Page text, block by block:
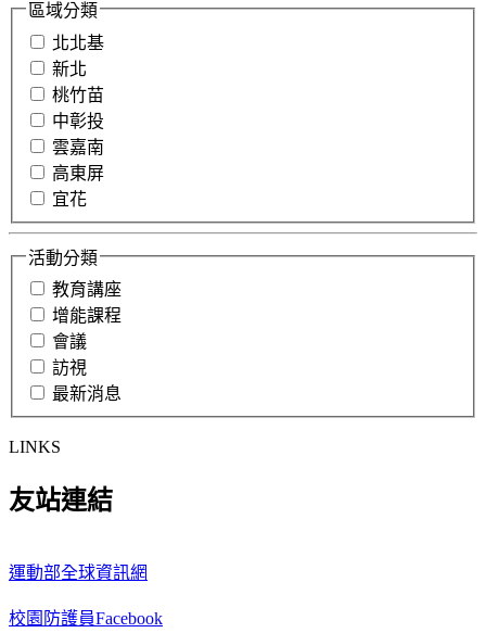
區域分類
北北基
新北
桃竹苗
中彰投
雲嘉南
高東屏
宜花
活動分類
教育講座
增能課程
會議
訪視
最新消息
LINKS
友站連結
運動部全球資訊網
校園防護員Facebook